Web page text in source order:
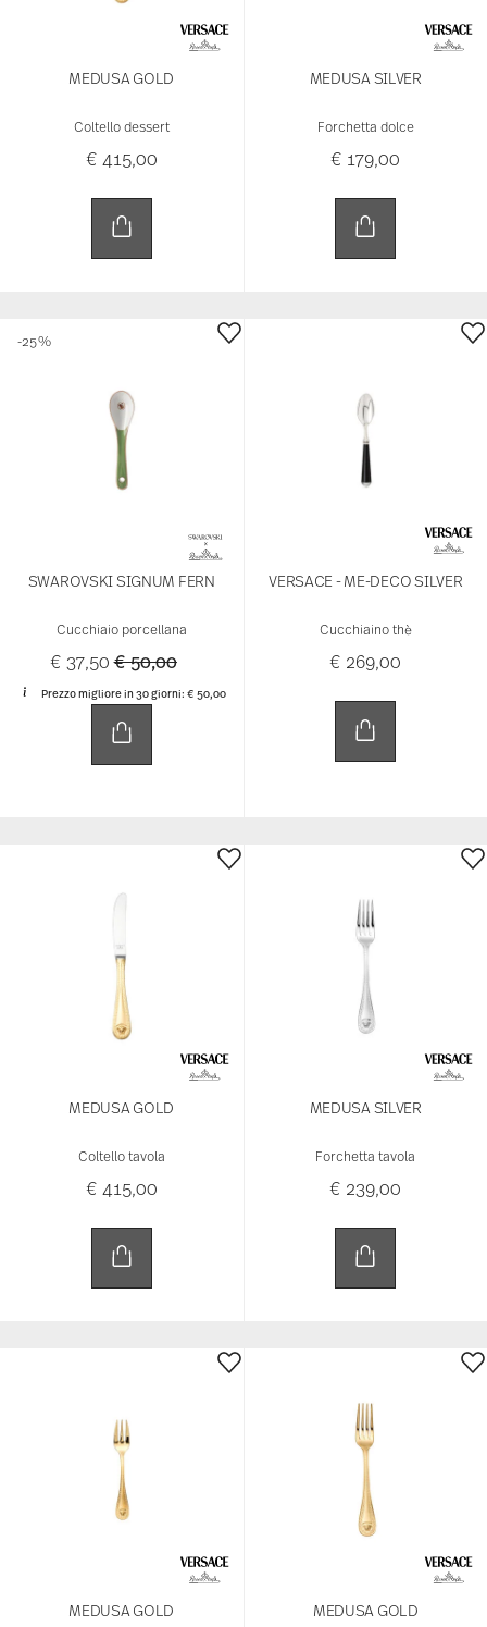
MEDUSA GOLD
Coltello dessert
€ 415,00
MEDUSA SILVER
Forchetta dolce
€ 179,00
SWAROVSKI SIGNUM FERN
Cucchiaio porcellana
€ 37,50Price reduced from
€ 50,00to
Prezzo migliore in 30 giorni: € 50,00
-25%
VERSACE - ME-DECO SILVER
Cucchiaino thè
€ 269,00
MEDUSA GOLD
Coltello tavola
€ 415,00
MEDUSA SILVER
Forchetta tavola
€ 239,00
MEDUSA GOLD MEDUSA GOLD